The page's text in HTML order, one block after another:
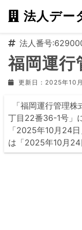
法人デー
法人番号
福岡運行
更新日：2025年10
「福岡運行管理
丁目22番36-1号」
「2025年10月24
は「2025年10月24